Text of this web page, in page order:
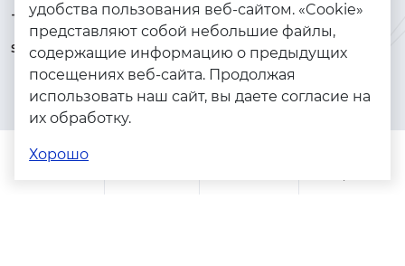
+7 (925) 144-64-73
serebryanyye.grani@mail.ru
Браслеты
Золото
Серебро
Помощь
удобства пользования веб-сайтом. «Cookie»
представляют собой небольшие файлы,
содержащие информацию о предыдущих
посещениях веб-сайта. Продолжая
использовать наш сайт, вы даете согласие на
их обработку.
Хорошо